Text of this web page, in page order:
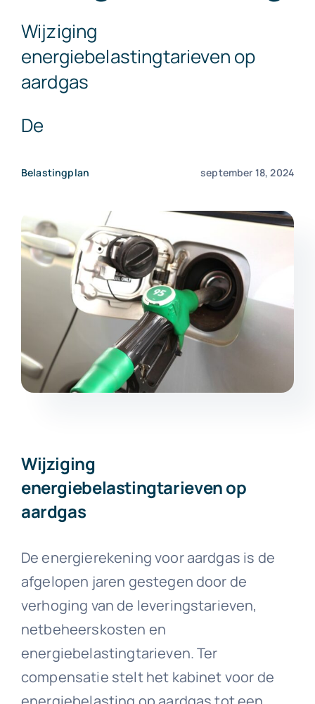
Neem contact op!
Wijziging
energiebelastingtarieven op
aardgas
De
Belastingplan september 18, 2024
Wijziging
energiebelastingtarieven op
aardgas
De energierekening voor aardgas is de
afgelopen jaren gestegen door de
verhoging van de leveringstarieven,
netbeheerskosten en
energiebelastingtarieven. Ter
compensatie stelt het kabinet voor de